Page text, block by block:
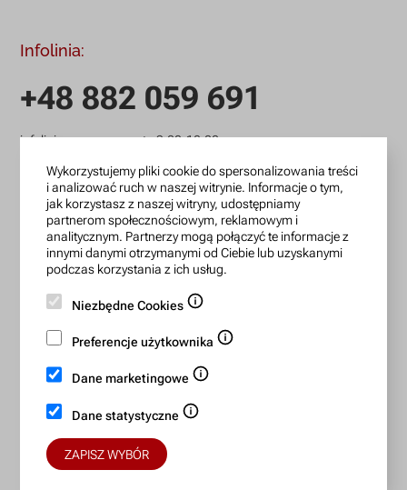
Infolinia:
+48 882 059 691
infolinia czynna: pn.-pt.: 9:00-18:00
zamowienia@lanotti.com
Pisząc w sprawie swojego zamówienia podaj w tytule
wiadomości numer, który otrzymałeś w potwierdzeniu.
BIC/SWIFT: BREXPLPWMBK
Bezpieczne płatności:
Wykorzystujemy pliki cookie do spersonalizowania treści
i analizować ruch w naszej witrynie. Informacje o tym,
jak korzystasz z naszej witryny, udostępniamy
partnerom społecznościowym, reklamowym i
analitycznym. Partnerzy mogą połączyć te informacje z
innymi danymi otrzymanymi od Ciebie lub uzyskanymi
podczas korzystania z ich usług.
Niezbędne Cookies
Preferencje użytkownika
Dane marketingowe
Dane statystyczne
ZAPISZ WYBÓR